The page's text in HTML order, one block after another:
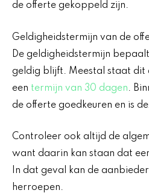
de offerte gekoppeld zijn.
Geldigheidstermijn van de
De geldigheidstermijn
geldig blijft. Meestal staat dit
een termijn van 30 dagen.
de offerte goedkeuren en is
Controleer ook altijd de
want daarin kan staan dat
In dat geval kan de
herroepen.